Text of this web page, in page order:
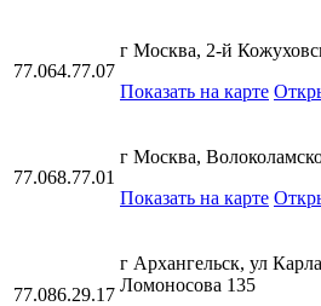
77.064.77.07
г Москва, 2-й
Показать на карте
77.068.77.01
г Москва,
Показать на карте
77.086.29.17
г Архангельск, ул
Ломоносова 135